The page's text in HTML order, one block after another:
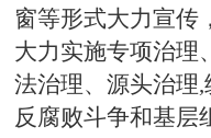
窗等形式大力宣传
大力实施专项治理
法治理、源头治理,
反腐败斗争和基层